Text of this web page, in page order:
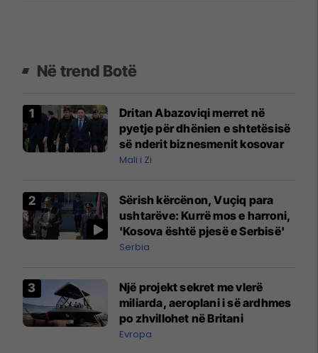
Në trend Botë
Dritan Abazoviqi merret në
pyetje për dhënien e shtetësisë
së nderit biznesmenit kosovar
Mali i Zi
Sërish kërcënon, Vuçiq para
ushtarëve: Kurrë mos e harroni,
'Kosova është pjesë e Serbisë'
Serbia
Një projekt sekret me vlerë
miliarda, aeroplani i së ardhmes
po zhvillohet në Britani
Evropa